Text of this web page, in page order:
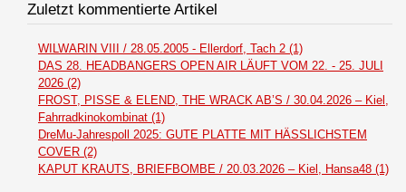
Zuletzt kommentierte Artikel
WILWARIN VIII / 28.05.2005 - Ellerdorf, Tach 2 (1)
DAS 28. HEADBANGERS OPEN AIR LÄUFT VOM 22. - 25. JULI
2026 (2)
FROST, PISSE & ELEND, THE WRACK AB’S / 30.04.2026 – Kiel,
Fahrradkinokombinat (1)
DreMu-Jahrespoll 2025: GUTE PLATTE MIT HÄSSLICHSTEM
COVER (2)
KAPUT KRAUTS, BRIEFBOMBE / 20.03.2026 – Kiel, Hansa48 (1)